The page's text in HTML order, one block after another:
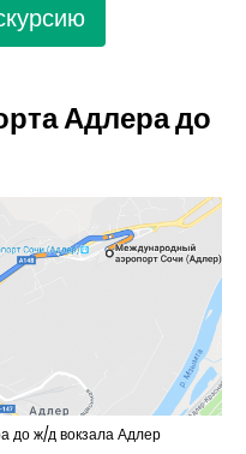
Адлера до
до ж/д вокзала Адлер